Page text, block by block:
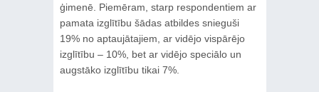
ģimenē. Piemēram, starp respondentiem ar
pamata izglītību šādas atbildes snieguši
19% no aptaujātajiem, ar vidējo vispārējo
izglītību – 10%, bet ar vidējo speciālo un
augstāko izglītību tikai 7%.